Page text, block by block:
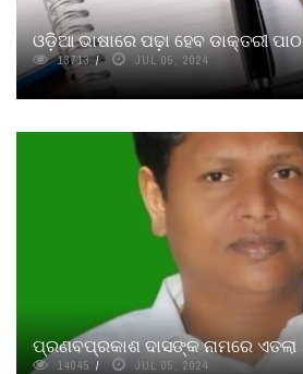
ଓଡ଼ିଆ ଭାଷାରେ ପଢ଼ା ହେବ ଡାକ୍ତରୀ ପାଠ
13713 JUL 05, 2024
ପ୍ରଣବପ୍ରକାଶ ଦାସଙ୍କ ନାମରେ ଏତଲା
14045 JUL 05, 2024